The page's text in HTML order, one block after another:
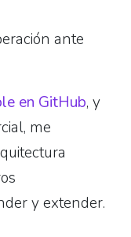
ante
en GitHub, y
me
y extender.